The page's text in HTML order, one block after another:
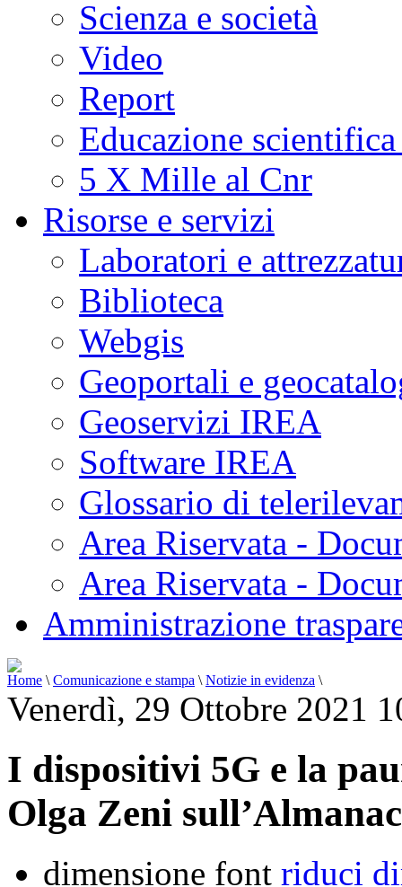
Scienza e società
Video
Report
Educazione
5 X Mille al Cnr
Risorse e servizi
Laboratori e
Biblioteca
Webgis
Geoportali e
Geoservizi IREA
Software IREA
Glossario di
Area Riservata -
Area Riservata -
Amministrazione
Home \ Comunicazione e stampa \ Notizie in evidenza \
Venerdì, 29 Ottobre 2021
I dispositivi 5G e la
Olga Zeni
dimensione font riduci